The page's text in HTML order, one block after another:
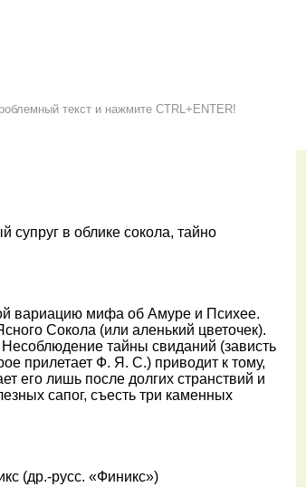
текст и нажмите CTRL+ENTER!
супруг в облике сокола, тайно
вариацию мифа об Амуре и Психее.
Сокола (или аленький цветочек).
тайны свиданий (зависть
прилетает Ф. Я. С.) приводит к тому,
его лишь после долгих странствий и
сапог, съесть три каменных
(др.-русс. «Финикс»)